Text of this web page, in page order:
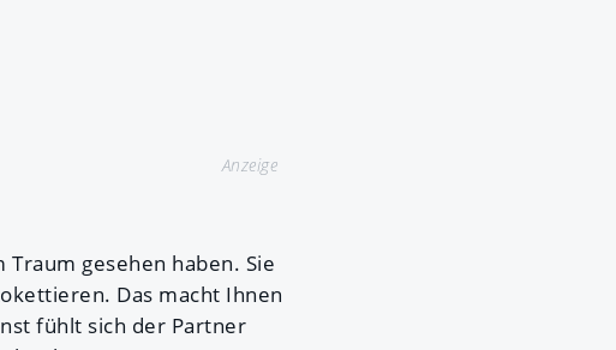
Anzeige
gesehen haben. Sie
Das macht Ihnen
fühlt sich der Partner